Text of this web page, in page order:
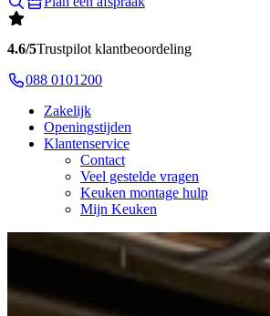
4.6/5Trustpilot klantbeoordeling
088 0101200
Zakelijk
Openingstijden
Klantenservice
Contact
Veel gestelde vragen
Keuken montage hulp
Mijn Keuken